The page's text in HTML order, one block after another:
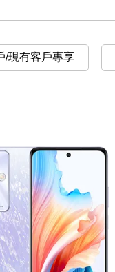
/現有客戶專享